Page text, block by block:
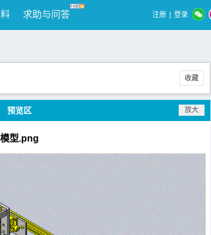
求助与问答 注册 登录
收藏
预览区
模型.png